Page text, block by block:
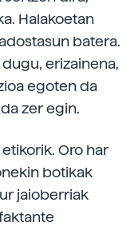
Halakoetan
batera.
erizainena,
egoten da
zer egin.
Oro har
botikak
jaioberriak